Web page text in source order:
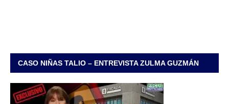
CASO NIÑAS TALIO – ENTREVISTA ZULMA GUZMÁN